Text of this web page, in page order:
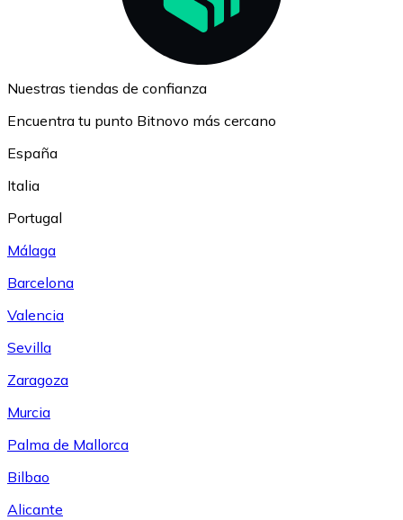
Nuestras tiendas de confianza
Encuentra tu punto Bitnovo más cercano
España
Italia
Portugal
Málaga
Barcelona
Valencia
Sevilla
Zaragoza
Murcia
Palma de Mallorca
Bilbao
Alicante